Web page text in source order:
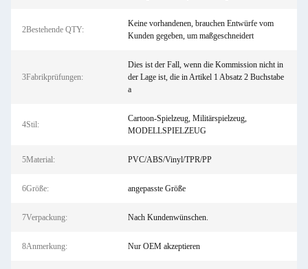
2Bestehende QTY:
Keine vorhandenen, brauchen Entwürfe vom
Kunden gegeben, um maßgeschneidert
3Fabrikprüfungen:
Dies ist der Fall, wenn die Kommission nicht in
der Lage ist, die in Artikel 1 Absatz 2 Buchstabe
a
4Stil:
Cartoon-Spielzeug, Militärspielzeug,
MODELLSPIELZEUG
5Material: PVC/ABS/Vinyl/TPR/PP
6Größe: angepasste Größe
7Verpackung: Nach Kundenwünschen.
8Anmerkung: Nur OEM akzeptieren